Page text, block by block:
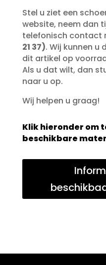
Stel u ziet een
website, neem dan
telefonisch contact
21 37). Wij kunnen u
dit artikel op
Als u dat wilt, dan
naar u op.
Wij helpen u graag!
Klik hieronder om
beschikbare